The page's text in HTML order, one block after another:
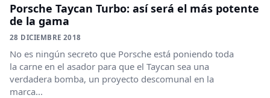
Porsche Taycan Turbo: así será el más potente
de la gama
28 DICIEMBRE 2018
No es ningún secreto que Porsche está poniendo toda
la carne en el asador para que el Taycan sea una
verdadera bomba, un proyecto descomunal en la
marca...